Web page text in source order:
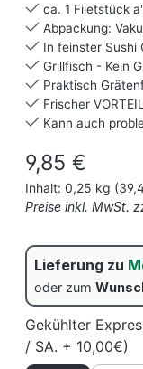
ca. 1 Filetstück
Abpackung:
In feinster Sushi
Grillfisch - Kein
Praktisch
Frischer
Kann auch
Regulärer Preis:
9,85 €
Inhalt: 0,25 kg
Preise inkl. MwSt.
Lieferung zu
oder zum
Gekühlter
/ SA. + 10,00€)